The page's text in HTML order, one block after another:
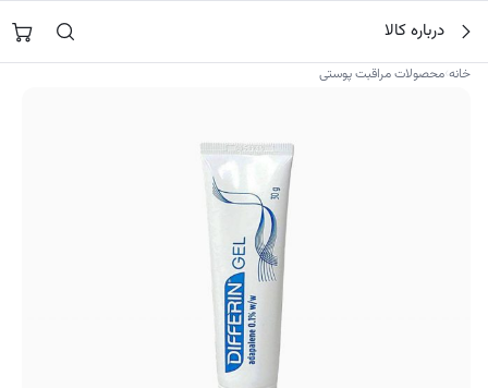
محتوا
جستجو در
درباره کالا
خانه›محصولات مراقبت پوستی